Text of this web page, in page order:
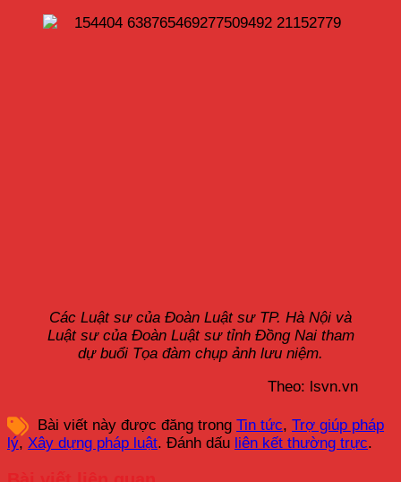
Các Luật sư của Đoàn Luật sư TP. Hà Nội và
Luật sư của Đoàn Luật sư tỉnh Đồng Nai tham
dự buổi Tọa đàm chụp ảnh lưu niệm.
Theo: lsvn.vn
Bài viết này được đăng trong Tin tức, Trợ giúp pháp
lý, Xây dựng pháp luật. Đánh dấu liên kết thường trực.